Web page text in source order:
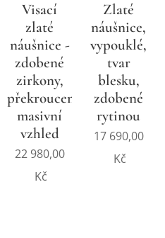
Visací
zlaté
náušnice -
zdobené
zirkony,
překroucené,
masivní
vzhled
22 980,00
Kč
Zlaté
náušnice,
vypouklé,
tvar
blesku,
zdobené
rytinou
17 690,00
Kč